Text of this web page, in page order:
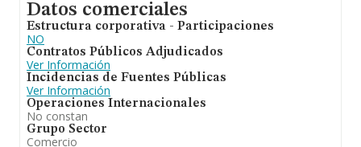
Datos comerciales
Estructura corporativa - Participaciones
NO
Contratos Públicos Adjudicados
Ver Información
Incidencias de Fuentes Públicas
Ver Información
Operaciones Internacionales
No constan
Grupo Sector
Comercio